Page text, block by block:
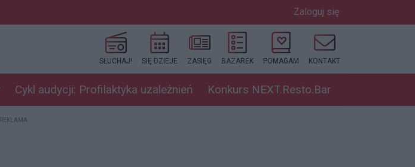
Zaloguj się
SŁUCHAJ! SIĘ DZIEJE ZASIĘG BAZAREK POMAGAM KONTAKT
Cykl audycji: Profilaktyka uzależnień Konkurs NEXT.Resto.Bar
REKLAMA